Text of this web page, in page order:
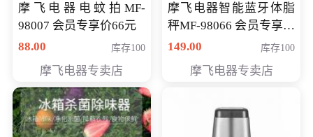
摩飞电器电蚊拍MF-
98007 会员专享价66元
88.00
库存100
摩飞电器专卖店
摩飞电器智能蓝牙体脂
秤MF-98066 会员专享价
98元
149.00 库存100
摩飞电器专卖店